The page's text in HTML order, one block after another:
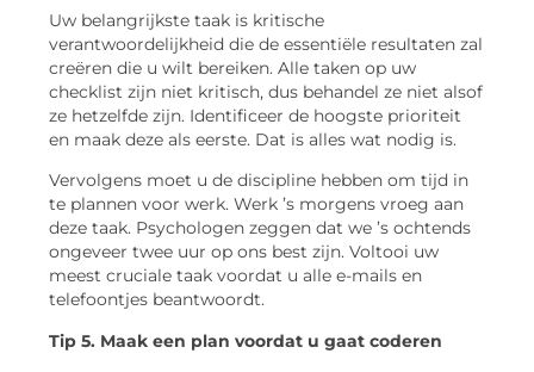
Uw belangrijkste taak is kritische
verantwoordelijkheid die de essentiële resultaten zal
creëren die u wilt bereiken. Alle taken op uw
checklist zijn niet kritisch, dus behandel ze niet alsof
ze hetzelfde zijn. Identificeer de hoogste prioriteit
en maak deze als eerste. Dat is alles wat nodig is.
Vervolgens moet u de discipline hebben om tijd in
te plannen voor werk. Werk ’s morgens vroeg aan
deze taak. Psychologen zeggen dat we ’s ochtends
ongeveer twee uur op ons best zijn. Voltooi uw
meest cruciale taak voordat u alle e-mails en
telefoontjes beantwoordt.
Tip 5. Maak een plan voordat u gaat coderen